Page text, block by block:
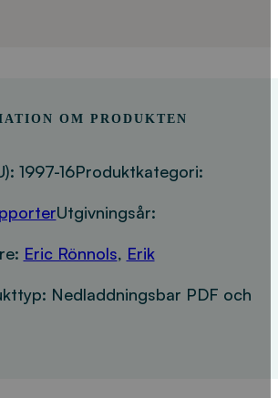
OM PRODUKTEN
1997-16Produktkategori:
Utgivningsår:
Eric Rönnols, Erik
Nedladdningsbar PDF och